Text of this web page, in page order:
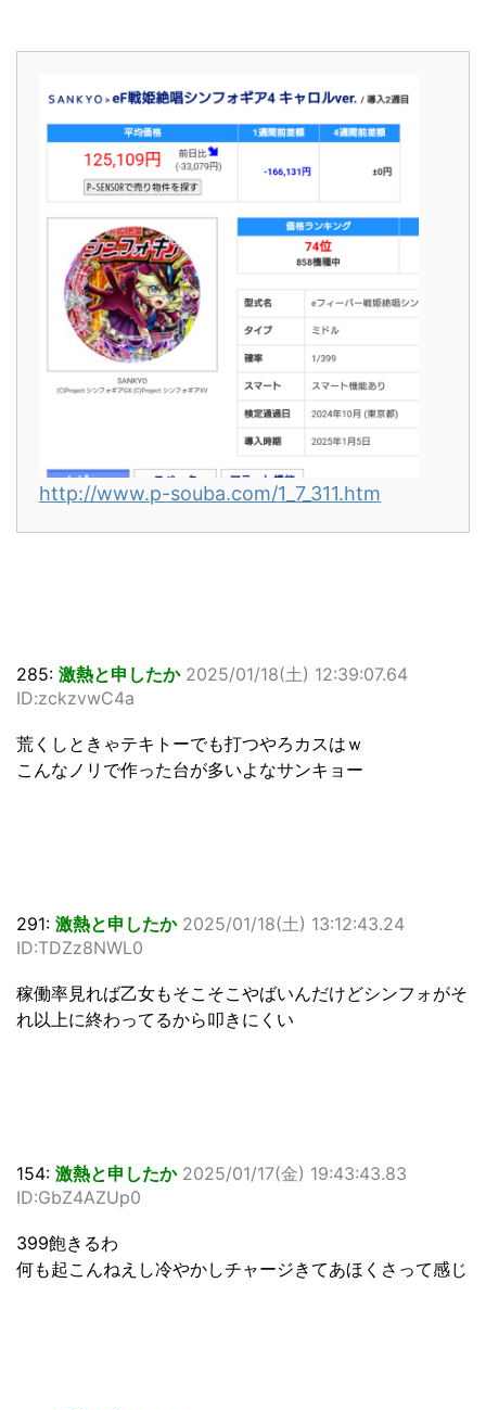
http://www.p-souba.com/1_7_311.htm
285: 激熱と申したか 2025/01/18(土) 12:39:07.64
ID:zckzvwC4a
荒くしときゃテキトーでも打つやろカスはｗ
こんなノリで作った台が多いよなサンキョー
291: 激熱と申したか 2025/01/18(土) 13:12:43.24
ID:TDZz8NWL0
稼働率見れば乙女もそこそこやばいんだけどシンフォがそ
れ以上に終わってるから叩きにくい
154: 激熱と申したか 2025/01/17(金) 19:43:43.83
ID:GbZ4AZUp0
399飽きるわ
何も起こんねえし冷やかしチャージきてあほくさって感じ